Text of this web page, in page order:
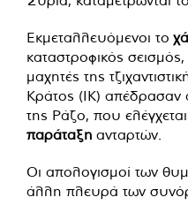
Εκμεταλλευόμενοι το
καταστροφικός
μαχητές της
Κράτος (ΙΚ) απέδρασαν
της Ράζο, που
παράταξη ανταρτών.
Οι απολογισμοί των
άλλη πλευρά των